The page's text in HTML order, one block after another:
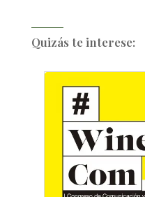
Quizás te interese: